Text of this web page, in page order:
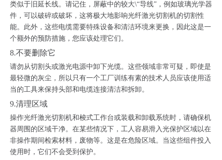
类似于旧延长线。请记住，屏蔽中的较大\“导线”，例如玻璃光学器
件，可以破碎或破坏，这将极大地影响光纤激光切割机的切割性
能。此外，这些电缆需要特殊设备和清洁环境来更换，因此这是一
个额外的预防措施，您应该处理它们。
8.不要删除它
请勿从切割头或激光电源中卸下光缆。这些领域非常可疑，即使是
最轻微的灰尘，所以只有一个工厂训练有素的技术人员应该使用适
当的工具来保持头部和电缆连接清洁和拆卸。
9.清理区域
操作光纤激光切割机和梭式工作台或装载和卸载系统时，请确保机
器周围的区域干净。在某些情况下，工人容易滑入光保护区域以在
非操作期间检索材料，废物等。这是在危险区域。当这些组件投入
使用时，它们不会受到保护。